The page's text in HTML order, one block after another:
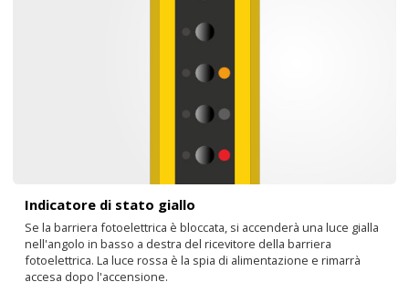
Indicatore di stato giallo
Se la barriera fotoelettrica è bloccata, si accenderà una luce gialla
nell'angolo in basso a destra del ricevitore della barriera
fotoelettrica. La luce rossa è la spia di alimentazione e rimarrà
accesa dopo l'accensione.